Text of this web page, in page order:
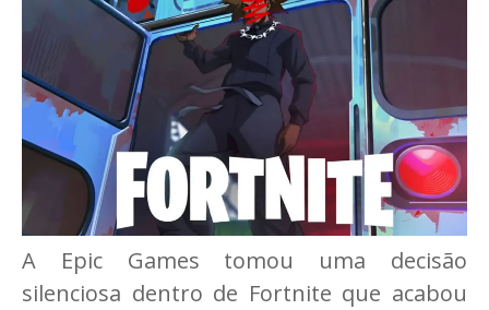
A Epic Games tomou uma decisão
silenciosa dentro de Fortnite que acabou